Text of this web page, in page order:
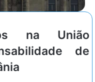
na União
de